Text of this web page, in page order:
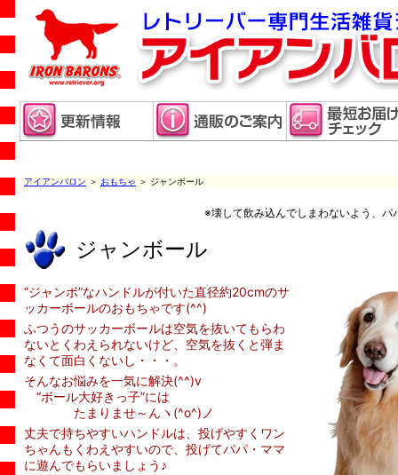
アイアンバロン ＞ おもちゃ ＞ ジャンボール
※壊して飲み込んでしまわないよう、パ
ジャンボール
“ジャンボ”なハンドルが付いた直径約20cmのサ
ッカーボールのおもちゃです(^^)
ふつうのサッカーボールは空気を抜いてもらわ
ないとくわえられないけど、空気を抜くと弾ま
なくて面白くないし・・・。
そんなお悩みを一気に解決(^^)v
“ボール大好きっ子”には
たまりませ～んヽ(^o^)ノ
丈夫で持ちやすいハンドルは、投げやすくワン
ちゃんもくわえやすいので、投げてパパ・ママ
に遊んでもらいましょう♪